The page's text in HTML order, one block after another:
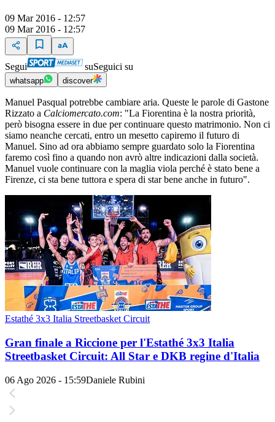
09 Mar 2016 - 12:57
09 Mar 2016 - 12:57
Segui suSeguici su
whatsapp discover
Manuel Pasqual potrebbe cambiare aria. Queste le parole di Gastone
Rizzato a Calciomercato.com: "La Fiorentina è la nostra priorità,
però bisogna essere in due per continuare questo matrimonio. Non ci
siamo neanche cercati, entro un mesetto capiremo il futuro di
Manuel. Sino ad ora abbiamo sempre guardato solo la Fiorentina
faremo così fino a quando non avrò altre indicazioni dalla società.
Manuel vuole continuare con la maglia viola perché è stato bene a
Firenze, ci sta bene tuttora e spera di star bene anche in futuro".
Estathé 3x3 Italia Streetbasket Circuit
Gran finale a Riccione per l'Estathé 3x3 Italia
Streetbasket Circuit: All Star e DKB regine d'Italia
06 Ago 2026 - 15:59Daniele Rubini